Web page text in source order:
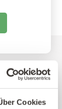
Cookies